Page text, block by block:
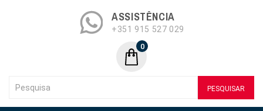
ASSISTÊNCIA
+351 915 527 029
0
PESQUISAR